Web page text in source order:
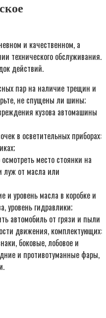
и качественном, а
технического обслуживания.
действий.
пар на наличие трещин и
не спущены ли шины;
кузова автомашины
в осветительных приборах:
место стоянки на
луж от масла или
и уровень масла в коробке и
уровень гидравлики;
автомобиль от грязи и пыли
движения, комплектующих:
боковые, лобовое и
и противотуманные фары,